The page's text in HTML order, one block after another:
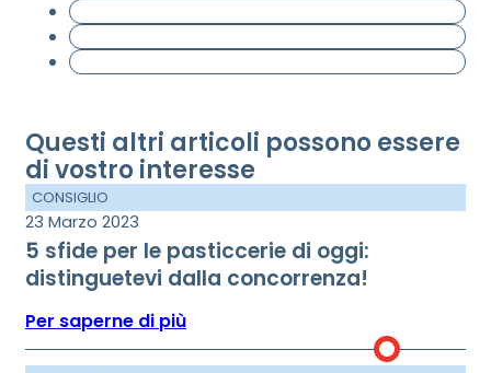
Questi altri articoli possono essere
di vostro interesse
CONSIGLIO
23 Marzo 2023
5 sfide per le pasticcerie di oggi:
distinguetevi dalla concorrenza!
Per saperne di più